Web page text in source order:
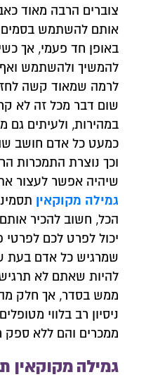
צוברים הרבה מאוד
אותם להשתמש
באופן חד פעמי, אך
להמשיך ולהשתמש
לרמה שמאוד קשה
שום דבר מכל זה לא
במהירות, ולעיתים
כמעט כל אדם חושב
וכך נוצרת התמכרות
שיהיה אפשר לעצור
גמילה מקוקאין
הכל, חשוב להכיר
יכול לפרט לכם
שמרגיש כל אדם בעת
להיות שאתם לא
ממש בסדר, אך חלק
ניסיון רב בלווי
ממכרים והם ללא ספק
גמילה מקוקאין